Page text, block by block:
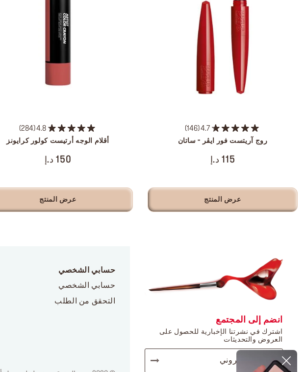
4.7
146
روج آريتست فور ايڤر - ساتان
115 د.إ
عرض المنتج
4.8
284
أقلام الوجه أرتيست كولور كرايونز
150 د.إ
عرض المنتج
انضم إلى المجتمع
اشترك في نشرتنا الإخبارية للحصول على
العروض والتحديثات
حسابي الشخصي
حسابي الشخصي
التحقق من الطلب